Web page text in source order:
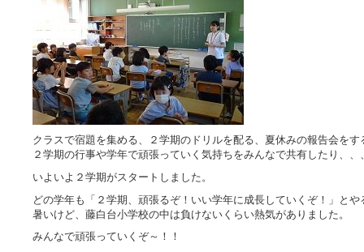
クラスで宿題を集める、２学期のドリルを配る、夏休みの報告会を
２学期の行事や学年で頑張っていく気持ちをみんなで共有したり、、
いよいよ２学期がスタートしました。
どの学年も「２学期、頑張るぞ！いい学年に成長していくぞ！」と
暑いけど、藤白台小学校の中は負けないくらい熱気がありました。
みんなで頑張っていくぞ～！！